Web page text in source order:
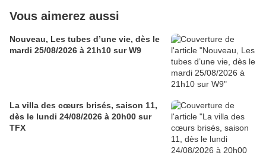
Vous aimerez aussi
Nouveau, Les tubes d’une vie, dès le
mardi 25/08/2026 à 21h10 sur W9
La villa des cœurs brisés, saison 11,
dès le lundi 24/08/2026 à 20h00 sur
TFX